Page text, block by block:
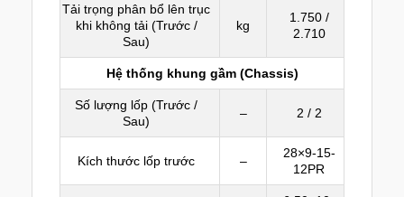
Tải trọng phân bổ lên trục
khi không tải (Trước /
Sau)
kg
1.750 /
2.710
Hệ thống khung gầm (Chassis)
Số lượng lốp (Trước /
Sau)
– 2 / 2
Kích thước lốp trước –
28×9-15-
12PR